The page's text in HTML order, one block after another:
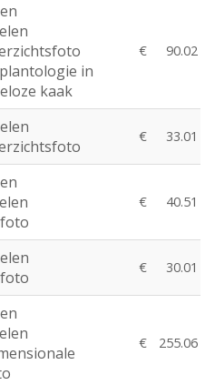
in
kaak
€ 90.02
€ 33.01
€ 40.51
€ 30.01
€ 255.06